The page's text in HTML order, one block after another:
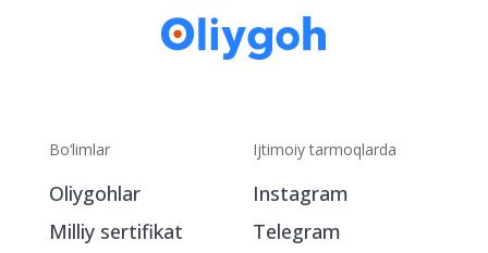
Bo‘limlar Ijtimoiy tarmoqlarda